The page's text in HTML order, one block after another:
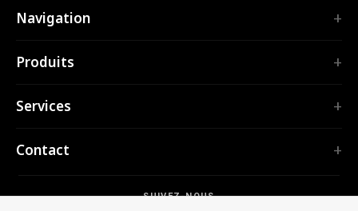
SUIVEZ-NOUS
Navigation
Services
Produits
TubePilot
Toutes les extensions →
CodeMap
Services
Applications web
Contact